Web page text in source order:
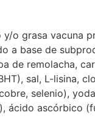
o grasa vacuna
a base de
de remolacha,
sal, L-lisina,
selenio),
ácido ascórbico